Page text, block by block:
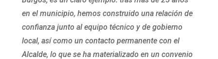
en el municipio, hemos construido una relación de
confianza junto al equipo técnico y de gobierno
local, así como un contacto permanente con el
Alcalde, lo que se ha materializado en un convenio